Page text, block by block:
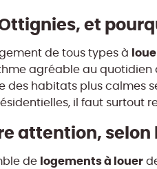
et
de tous types à
agréable au quotidien
des habitats plus calmes
il faut surtout
attention, selon
de logements à louer